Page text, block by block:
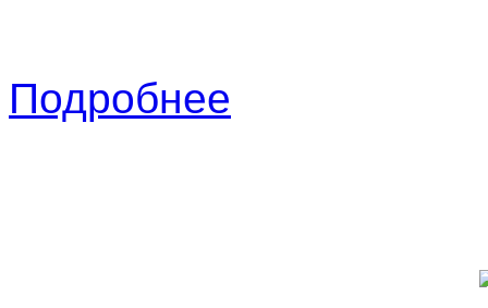
Подробнее